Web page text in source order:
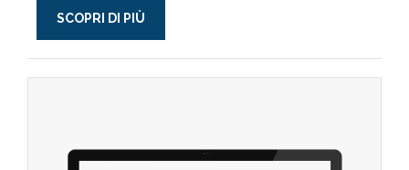
SCOPRI DI PIÙ